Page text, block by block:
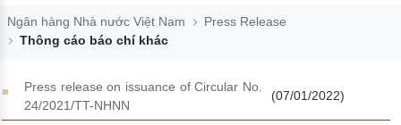
Đào tạo ISO
Ngân hàng Nhà nước Việt Nam
Press Release
Thông cáo báo chí khác
Press release on issuance of Circular No.
24/2021/TT-NHNN
(07/01/2022)